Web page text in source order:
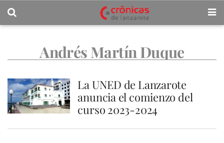
Andrés Martín Duque
La UNED de Lanzarote
anuncia el comienzo del
curso 2023-2024